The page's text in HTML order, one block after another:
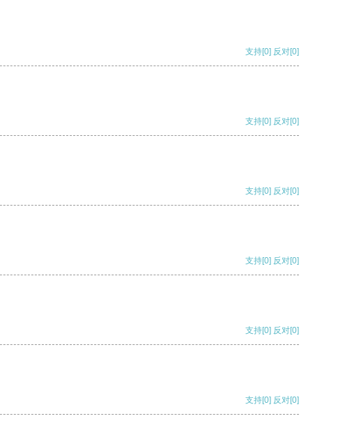
支持[0] 反对[0]
支持[0] 反对[0]
支持[0] 反对[0]
支持[0] 反对[0]
支持[0] 反对[0]
支持[0] 反对[0]